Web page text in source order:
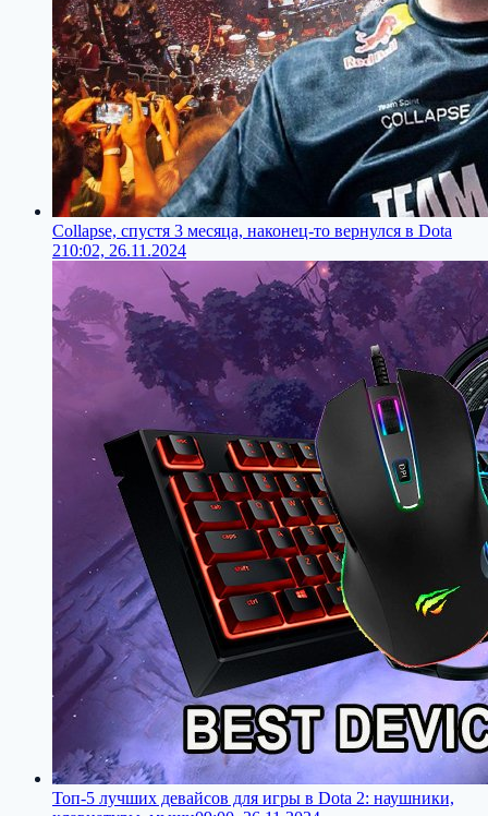
Collapse, спустя 3 месяца, наконец-то вернулся в Dota
210:02, 26.11.2024
Топ-5 лучших девайсов для игры в Dota 2: наушники,